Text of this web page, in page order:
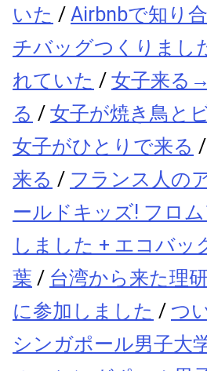
いた / Airbnbで知り
チバッグつくりまし
れていた / 女子来る
る / 女子が焼き鳥と
女子がひとりで来る /
来る / フランス人の
ールドキッズ! フロ
しました + エコバッ
葉 / 台湾から来た理
に参加しました / つ
シンガポール男子大